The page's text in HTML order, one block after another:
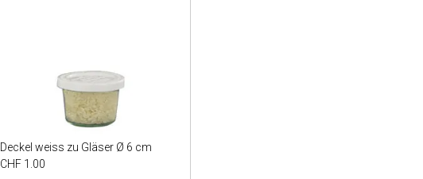
Deckel weiss zu Gläser Ø 6 cm
CHF 1.00